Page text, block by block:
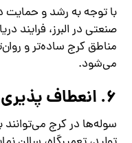
با توجه به رشد و حمایت
صنعتی در البرز،
مناطق کرج ساده‌تر و
می‌شود.
6. انعطاف‌ پذیری در طراحی و کاربرد
سوله‌ها در کرج می‌توانند